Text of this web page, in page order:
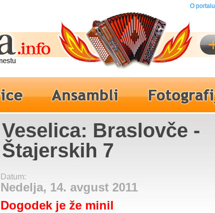
O portalu
Veselica: Braslovče -
Štajerskih 7
Datum:
Nedelja, 14. avgust 2011
Dogodek je že minil